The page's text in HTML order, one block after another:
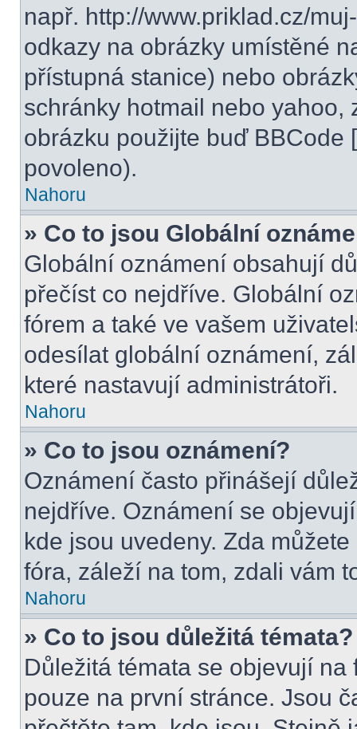
např. http://www.priklad.cz/
odkazy na obrázky umístěné
přístupná stanice) nebo
schránky hotmail nebo yahoo,
obrázku použijte buď BBCode
povoleno).
Nahoru
» Co to jsou Globální
Globální oznámení obsahují
přečíst co nejdříve. Globální
fórem a také ve vašem
odesílat globální oznámení,
které nastavují administrátoři.
Nahoru
» Co to jsou oznámení?
Oznámení často přinášejí
nejdříve. Oznámení se
kde jsou uvedeny. Zda
fóra, záleží na tom, zdali vám
Nahoru
» Co to jsou důležitá témata?
Důležitá témata se objevují
pouze na první stránce. Jsou